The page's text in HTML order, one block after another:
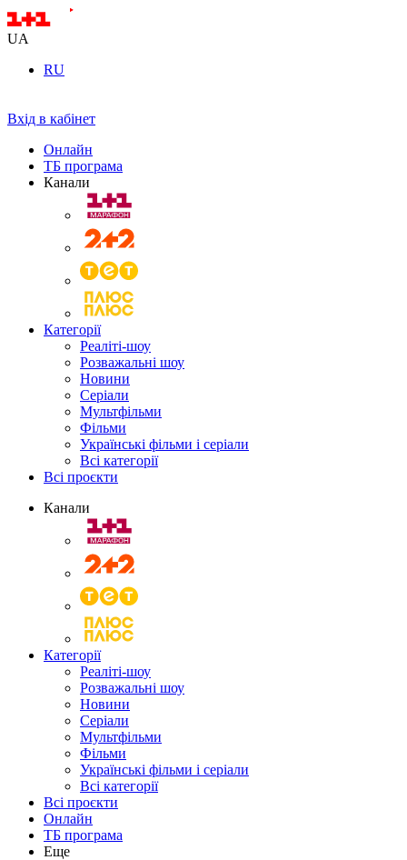
UA
RU
Вхід в кабінет
Онлайн
ТБ програма
Канали
Категорії
Реаліті-шоу
Розважальні шоу
Новини
Серіали
Мультфільми
Фільми
Українські фільми і серіали
Всі категорії
Всі проєкти
Канали
Категорії
Реаліті-шоу
Розважальні шоу
Новини
Серіали
Мультфільми
Фільми
Українські фільми і серіали
Всі категорії
Всі проєкти
Онлайн
ТБ програма
Еще